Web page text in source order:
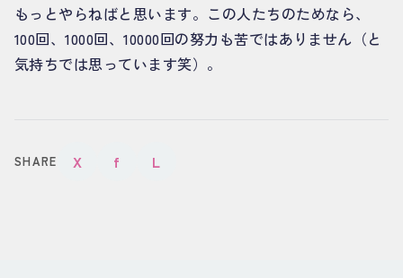
もっとやらねばと思います。この人たちのためなら、
100回、1000回、10000回の努力も苦ではありません（と
気持ちでは思っています笑）。
SHARE X f L